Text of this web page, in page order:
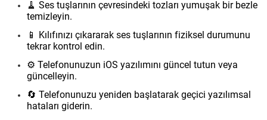
🧹 Ses tuşlarının çevresindeki tozları yumuşak bir bezle
temizleyin.
📱 Kılıfınızı çıkararak ses tuşlarının fiziksel durumunu
tekrar kontrol edin.
⚙️ Telefonunuzun iOS yazılımını güncel tutun veya
güncelleyin.
🔄 Telefonunuzu yeniden başlatarak geçici yazılımsal
hataları giderin.